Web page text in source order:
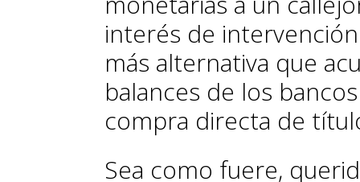
interés de
más alternativa que
balances de los
compra directa de
Sea como fuere,